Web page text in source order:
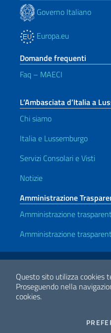
Questo sito utilizza cookies
Proseguendo nella
cookies.
Governo Italiano
Europa.eu
Domande frequenti
Faq – MAECI
L’Ambasciata d’Italia a
Chi siamo
Italia e Lussemburgo
Servizi Consolari e Visti
Notizie
Amministrazione
Amministrazione
Amministrazione
Link Utili